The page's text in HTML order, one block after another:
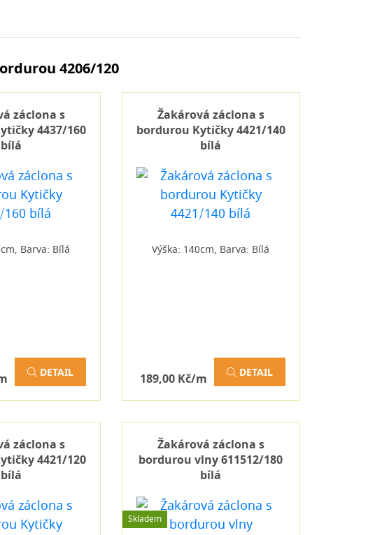
4206/120
záclona s
4437/160
bílá
Barva: Bílá
DETAIL
Žakárová záclona s
bordurou Kytičky 4421/140
bílá
Výška: 140cm, Barva: Bílá
189,00 Kč/m DETAIL
záclona s
4421/120
bílá
Žakárová záclona s
bordurou vlny 611512/180
bílá
Skladem